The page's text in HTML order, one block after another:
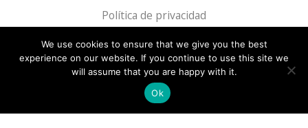
Política de privacidad
We use cookies to ensure that we give you the best
experience on our website. If you continue to use this site we
will assume that you are happy with it.
Ok